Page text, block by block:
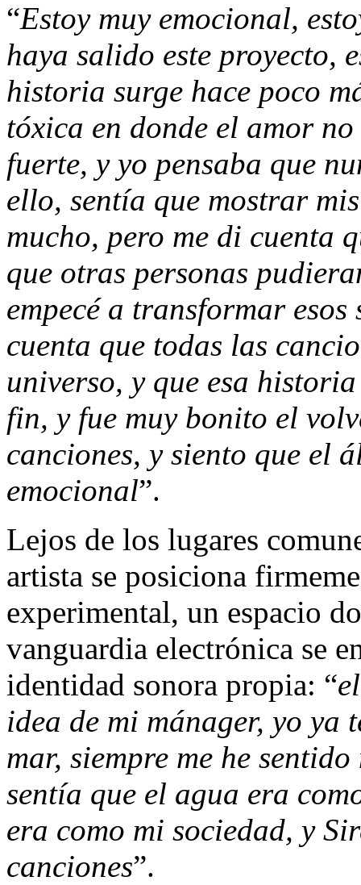
“Estoy muy emocional,
haya salido este proyecto,
historia surge hace poco
tóxica en donde el amor
fuerte, y yo pensaba que
ello, sentía que mostrar
mucho, pero me di cuenta
que otras personas
empecé a transformar
cuenta que todas las
universo, y que esa
fin, y fue muy bonito el
canciones, y siento que el
emocional”.
Lejos de los lugares
artista se posiciona
experimental, un espacio
vanguardia electrónica se
identidad sonora propia: “
idea de mi mánager, yo ya
mar, siempre me he
sentía que el agua era
era como mi sociedad, y
canciones”.